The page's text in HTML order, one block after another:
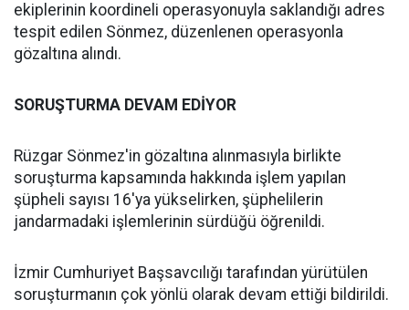
ekiplerinin koordineli operasyonuyla saklandığı adres
tespit edilen Sönmez, düzenlenen operasyonla
gözaltına alındı.
SORUŞTURMA DEVAM EDİYOR
Rüzgar Sönmez'in gözaltına alınmasıyla birlikte
soruşturma kapsamında hakkında işlem yapılan
şüpheli sayısı 16'ya yükselirken, şüphelilerin
jandarmadaki işlemlerinin sürdüğü öğrenildi.
İzmir Cumhuriyet Başsavcılığı tarafından yürütülen
soruşturmanın çok yönlü olarak devam ettiği bildirildi.